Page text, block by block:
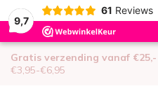
9,7
61 Reviews
Gratis verzending vanaf €25,-
€3,95-€6,95